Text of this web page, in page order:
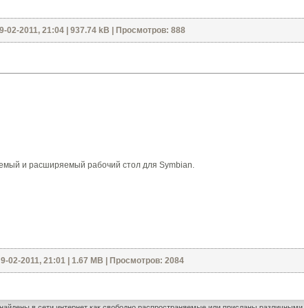
02-2011, 21:04 | 937.74 kB | Просмотров: 888
и расширяемый рабочий стол для Symbian.
02-2011, 21:01 | 1.67 MB | Просмотров: 2084